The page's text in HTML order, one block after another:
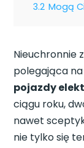
3.2 Mogą
Nieuchronnie
polegająca
pojazdy
ciągu roku,
nawet
nie tylko się